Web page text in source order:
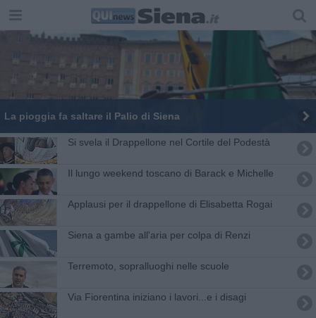
La pioggia fa saltare il Palio di Siena
Si svela il Drappellone nel Cortile del Podestà
Il lungo weekend toscano di Barack e Michelle
Applausi per il drappellone di Elisabetta Rogai
Siena a gambe all'aria per colpa di Renzi
Terremoto, sopralluoghi nelle scuole
Via Fiorentina iniziano i lavori...e i disagi